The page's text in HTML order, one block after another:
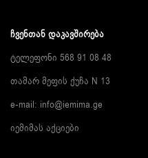
ᲩᲕᲔᲜᲗᲐᲜ ᲓᲐᲙᲐᲕᲨᲘᲠᲔᲑᲐ
ტელეფონი 568 91 08 48
თამარ მეფის ქუჩა N 13
e-mail: info@iemima.ge
იემიმას აქციები